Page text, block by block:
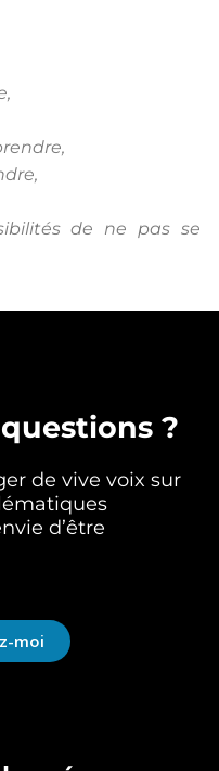
de ne pas se
?
de vive voix sur
d’être
moi